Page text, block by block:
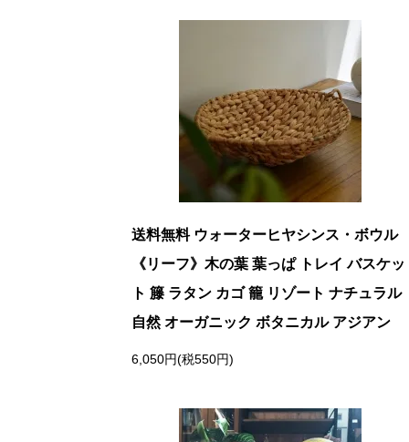
送料無料 ウォーターヒヤシンス・ボウル
《リーフ》木の葉 葉っぱ トレイ バスケッ
ト 籐 ラタン カゴ 籠 リゾート ナチュラル
自然 オーガニック ボタニカル アジアン
6,050円(税550円)